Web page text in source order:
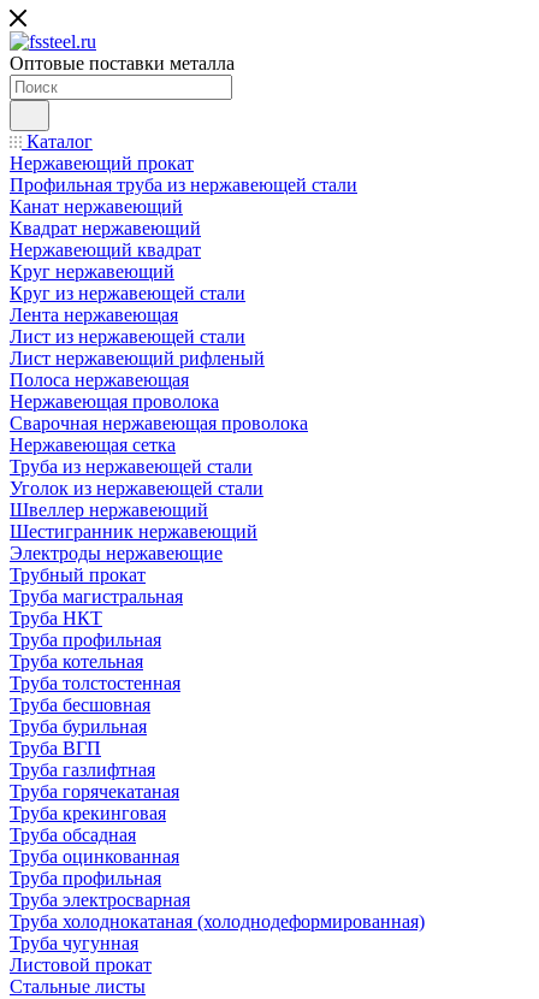
Оптовые поставки металла
Каталог
Нержавеющий прокат
Профильная труба из нержавеющей стали
Канат нержавеющий
Квадрат нержавеющий
Нержавеющий квадрат
Круг нержавеющий
Круг из нержавеющей стали
Лента нержавеющая
Лист из нержавеющей стали
Лист нержавеющий рифленый
Полоса нержавеющая
Нержавеющая проволока
Сварочная нержавеющая проволока
Нержавеющая сетка
Труба из нержавеющей стали
Уголок из нержавеющей стали
Швеллер нержавеющий
Шестигранник нержавеющий
Электроды нержавеющие
Трубный прокат
Труба магистральная
Труба НКТ
Труба профильная
Труба котельная
Труба толстостенная
Труба бесшовная
Труба бурильная
Труба ВГП
Труба газлифтная
Труба горячекатаная
Труба крекинговая
Труба обсадная
Труба оцинкованная
Труба профильная
Труба электросварная
Труба холоднокатаная (холоднодеформированная)
Труба чугунная
Листовой прокат
Стальные листы